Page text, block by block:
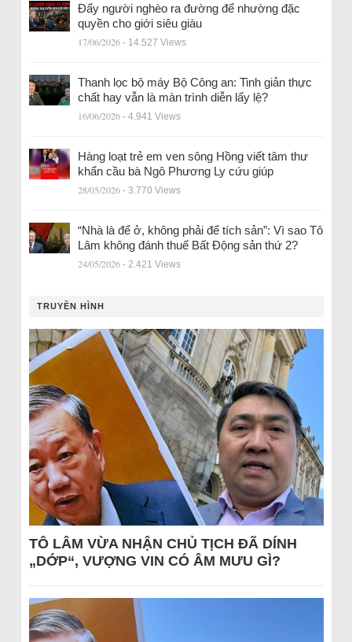
Đẩy người nghèo ra đường để nhường đặc
quyền cho giới siêu giàu
17/06/2026 - 14.527 Views
Thanh lọc bộ máy Bộ Công an: Tinh giản thực
chất hay vẫn là màn trình diễn lấy lệ?
16/06/2026 - 4.941 Views
Hàng loạt trẻ em ven sông Hồng viết tâm thư
khẩn cầu bà Ngô Phương Ly cứu giúp
28/05/2026 - 3.770 Views
“Nhà là để ở, không phải để tích sản”: Vì sao Tô
Lâm không đánh thuế Bất Động sản thứ 2?
24/05/2026 - 2.421 Views
TRUYỀN HÌNH
TÔ LÂM VỪA NHẬN CHỦ TỊCH ĐÃ DÍNH
„DỚP“, VƯỢNG VIN CÓ ÂM MƯU GÌ?